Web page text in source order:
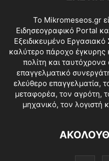
Το Mikromeseos.gr
Ειδησεογραφικό Portal
Εξειδικευμένο
καλύτερο πάροχο έγκυρης
πολίτη και ταυτόχρονα
επαγγελματικό
ελεύθερο επαγγελματία,
μεταφορέα, τον αγρότη,
μηχανικό, τον λογιστή